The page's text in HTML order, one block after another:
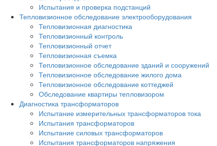
Испытания и проверка подстанций
Тепловизионное обследование электрооборудования
Тепловизионная диагностика
Тепловизионный контроль
Тепловизионный отчет
Тепловизионная съемка
Тепловизионное обследование зданий и сооружений
Тепловизионное обследование жилого дома
Тепловизионное обследование коттеджей
Обследование квартиры тепловизором
Диагностика трансформаторов
Испытание измерительных трансформаторов тока
Испытания трансформаторов
Испытание силовых трансформаторов
Испытания трансформаторов напряжения